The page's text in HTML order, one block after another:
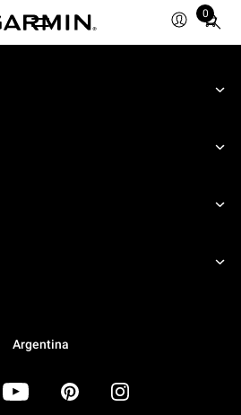
0
Total
items
cart:
Argentina